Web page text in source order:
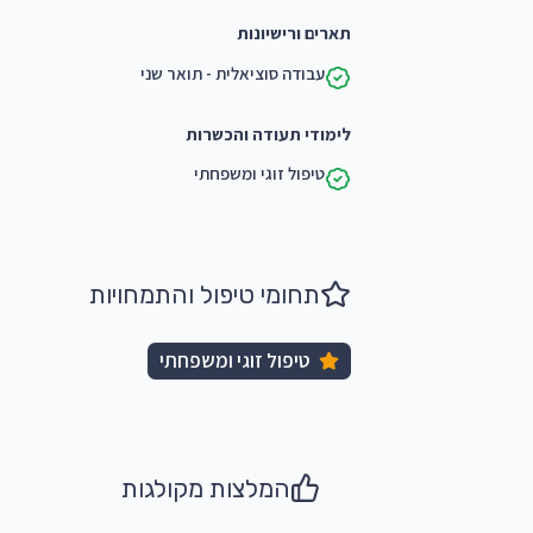
תארים ורישיונות
עבודה סוציאלית - תואר שני
לימודי תעודה והכשרות
טיפול זוגי ומשפחתי
תחומי טיפול והתמחויות
טיפול זוגי ומשפחתי
המלצות מקולגות